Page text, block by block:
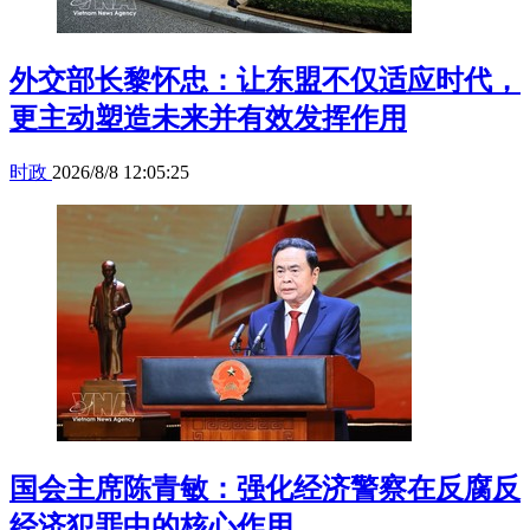
外交部长黎怀忠：让东盟不仅适应时代，
更主动塑造未来并有效发挥作用
时政 2026/8/8 12:05:25
国会主席陈青敏：强化经济警察在反腐反